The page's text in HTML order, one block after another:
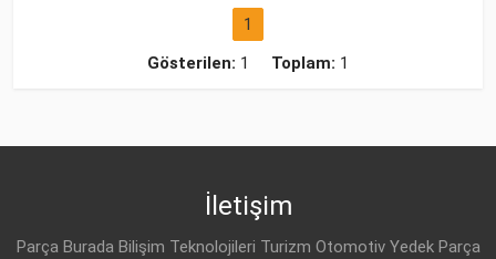
1
Gösterilen: 1 Toplam: 1
İletişim
Parça Burada Bilişim Teknolojileri Turizm Otomotiv Yedek Parça